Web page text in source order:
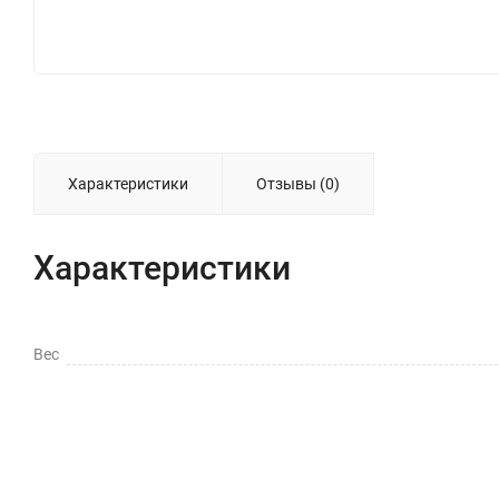
Характеристики Отзывы (0)
Характеристики
Вес